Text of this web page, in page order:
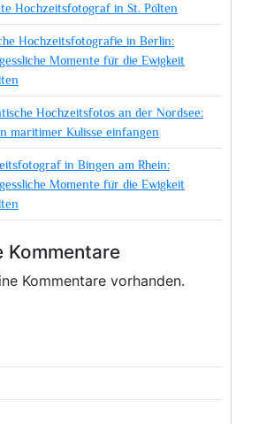
Hochzeitsfotograf in St. Pölten
Hochzeitsfotografie in Berlin:
Momente für die Ewigkeit
Hochzeitsfotos an der Nordsee:
maritimer Kulisse einfangen
in Bingen am Rhein:
Momente für die Ewigkeit
Kommentare
Kommentare vorhanden.